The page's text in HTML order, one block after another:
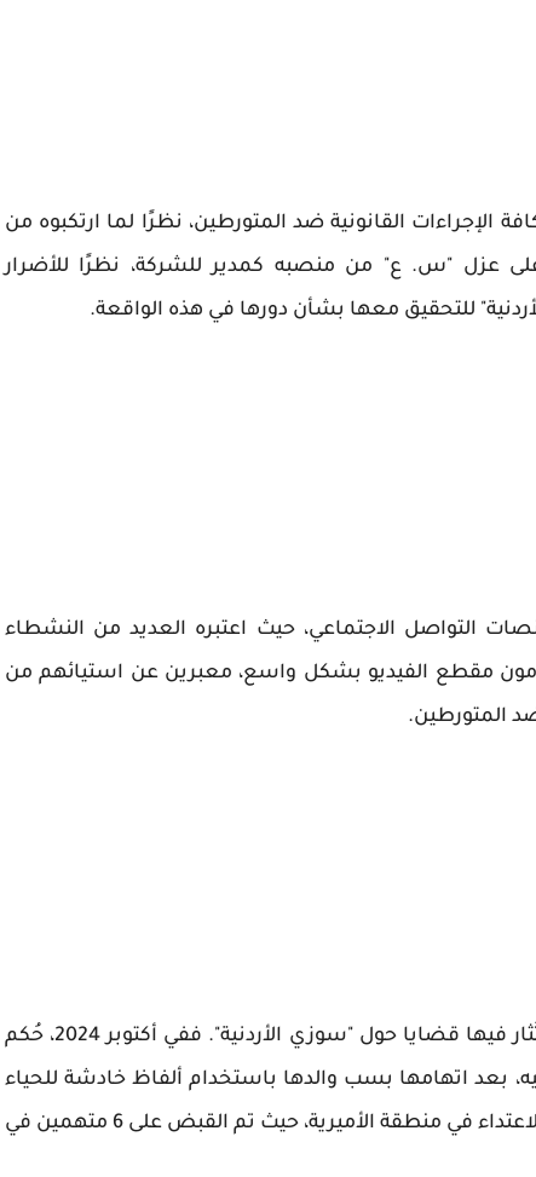
الإجراءات القانونية ضد المتورطين، نظرًا لما ارتكبوه من
على عزل "س. ع" من منصبه كمدير للشركة، نظرًا للأضرار
للتحقيق معها بشأن دورها في هذه الواقعة.
التواصل الاجتماعي، حيث اعتبره العديد من النشطاء
مقطع الفيديو بشكل واسع، معبرين عن استيائهم من
المتورطين.
تجدر الإشارة إلى أن هذه ليست المرة الأولى التي تُثار فيها قضايا حول "سوزي الأردنية". ففي أكتوبر 2024، حُكم
لمدة عامين وتغريمها 300 ألف جنيه، بعد اتهامها بسب والدها باستخدام ألفاظ خادشة للحياء
العام عبر بث مباشر. وفي ديسمبر 2024، تعرضت لاعتداء في منطقة الأميرية، حيث تم القبض على 6 متهمين في